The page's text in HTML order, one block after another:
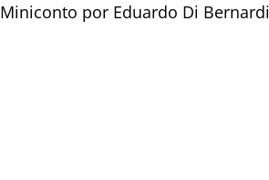
Miniconto por Eduardo Di Bernardi